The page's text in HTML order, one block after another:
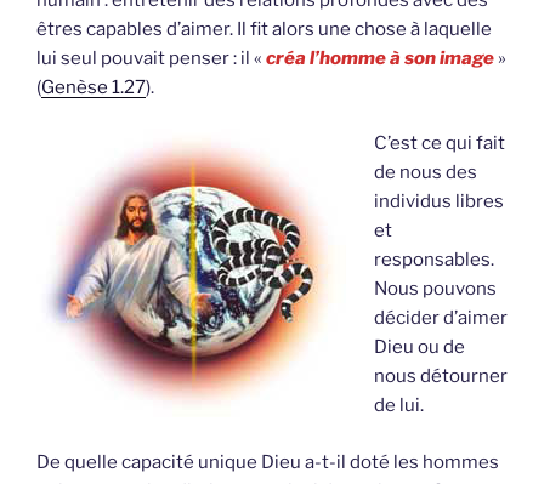
êtres capables d’aimer. Il fit alors une chose à laquelle
lui seul pouvait penser : il « créa l’homme à son image »
(Genèse 1.27).
C’est ce qui fait
de nous des
individus libres
et
responsables.
Nous pouvons
décider d’aimer
Dieu ou de
nous détourner
de lui.
De quelle capacité unique Dieu a-t-il doté les hommes